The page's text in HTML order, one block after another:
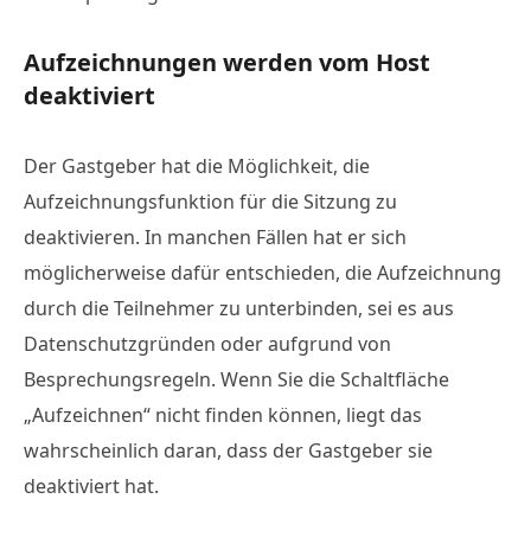
Aufzeichnungen werden vom Host
deaktiviert
Der Gastgeber hat die Möglichkeit, die
Aufzeichnungsfunktion für die Sitzung zu
deaktivieren. In manchen Fällen hat er sich
möglicherweise dafür entschieden, die Aufzeichnung
durch die Teilnehmer zu unterbinden, sei es aus
Datenschutzgründen oder aufgrund von
Besprechungsregeln. Wenn Sie die Schaltfläche
„Aufzeichnen“ nicht finden können, liegt das
wahrscheinlich daran, dass der Gastgeber sie
deaktiviert hat.